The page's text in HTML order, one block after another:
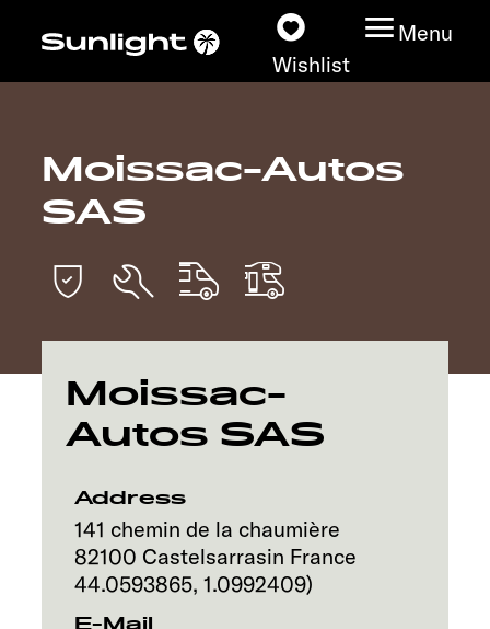
Wishlist
Menu
Models
Dealerslocator
Service
Moissac-Autos
SAS
Moissac-
Autos SAS
Address
141 chemin de la chaumière
82100 Castelsarrasin France
44.0593865, 1.0992409)